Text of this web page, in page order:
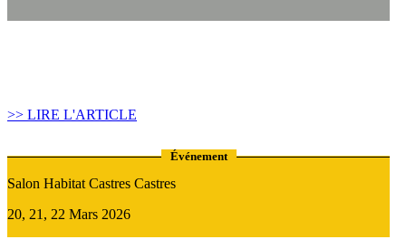
>> LIRE L'ARTICLE
Événement
Salon Habitat Castres Castres
20, 21, 22 Mars 2026